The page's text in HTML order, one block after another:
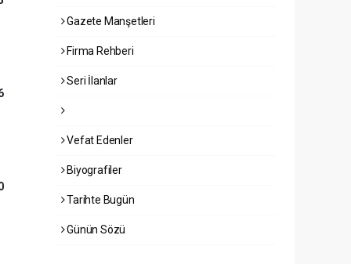
Gazete Manşetleri
Firma Rehberi
Seri İlanlar
Vefat Edenler
Biyografiler
Tarihte Bugün
Günün Sözü